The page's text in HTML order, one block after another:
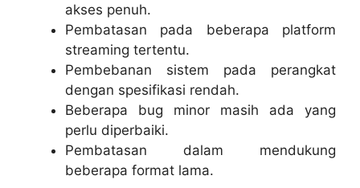
akses penuh.
Pembatasan pada beberapa platform
streaming tertentu.
Pembebanan sistem pada perangkat
dengan spesifikasi rendah.
Beberapa bug minor masih ada yang
perlu diperbaiki.
Pembatasan dalam mendukung
beberapa format lama.